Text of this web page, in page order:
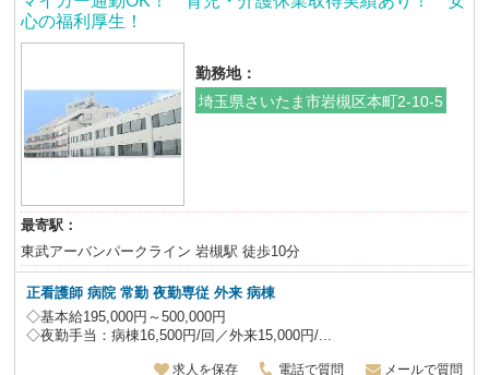
心の福利厚生！
勤務地：
埼玉県さいたま市岩槻区本町2-10-5
最寄駅：
東武アーバンパークライン 岩槻駅 徒歩10分
正看護師 病院 常勤夜勤専従 外来 病棟
◇基本給195,000円～500,000円
◇夜勤手当：病棟16,500円/回／外来15,000円/...
求人を保存 電話で質問 メールで質問